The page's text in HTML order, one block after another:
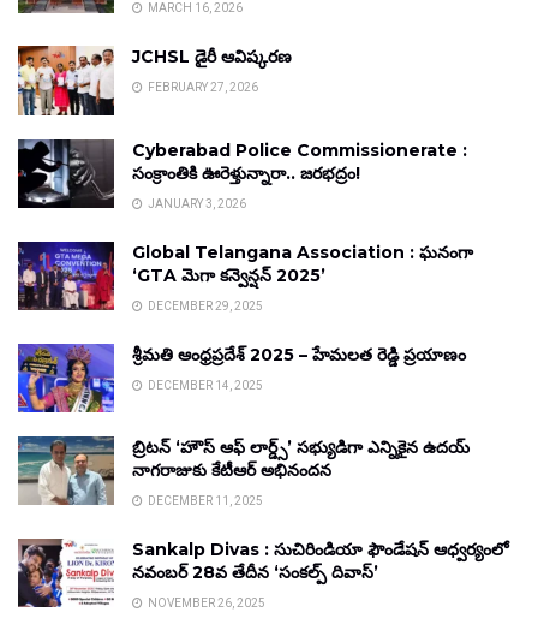
MARCH 16, 2026
JCHSL డైరీ ఆవిష్కరణ
FEBRUARY 27, 2026
Cyberabad Police Commissionerate :
సంక్రాంతికి ఊరెళ్తున్నారా.. జరభద్రం!
JANUARY 3, 2026
Global Telangana Association : ఘనంగా
‘GTA మెగా కన్వెన్షన్ 2025’
DECEMBER 29, 2025
శ్రీమతి ఆంధ్రప్రదేశ్ 2025 – హేమలత రెడ్డి ప్రయాణం
DECEMBER 14, 2025
బ్రిటన్ ‘హౌస్ ఆఫ్ లార్డ్స్’ సభ్యుడిగా ఎన్నికైన ఉదయ్
నాగరాజుకు కేటీఆర్ అభినందన
DECEMBER 11, 2025
Sankalp Divas : సుచిరిండియా ఫౌండేషన్ ఆధ్వర్యంలో
నవంబర్ 28వ తేదీన ‘సంకల్ప్ దివాస్’
NOVEMBER 26, 2025